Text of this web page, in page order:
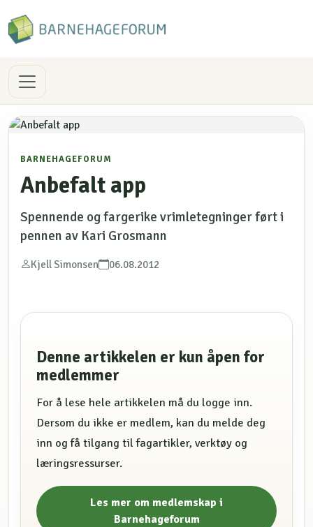
BARNEHAGEFORUM
Anbefalt app
Spennende og fargerike vrimletegninger ført i
pennen av Kari Grosmann
Kjell Simonsen 06.08.2012
Denne artikkelen er kun åpen for
medlemmer
For å lese hele artikkelen må du logge inn.
Dersom du ikke er medlem, kan du melde deg
inn og få tilgang til fagartikler, verktøy og
læringsressurser.
Les mer om medlemskap i
Barnehageforum